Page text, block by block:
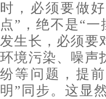
时，必须要做
点”，绝不是“
发生长，必须要
环境污染、噪声
纷等问题，提
明”同步。这显